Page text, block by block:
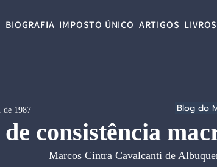
BIOGRAFIA IMPOSTO ÚNICO ARTIGOS LIVROS
consistência
de 1987
Marcos Cintra Cavalcanti de
Blog do